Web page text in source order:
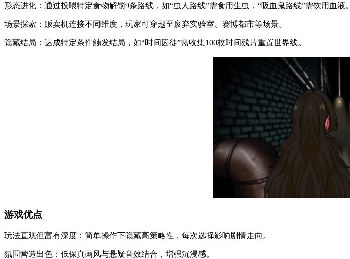
形态进化：通过投喂特定食物解锁9条路线，如“虫人路线”需食用生虫，“吸血鬼路线”需饮用血液。
场景探索：贩卖机连接不同维度，玩家可穿越至废弃实验室、赛博都市等场景。
隐藏结局：达成特定条件触发结局，如“时间囚徒”需收集100枚时间残片重置世界线。
游戏优点
玩法直观但富有深度：简单操作下隐藏高策略性，每次选择影响剧情走向。
氛围营造出色：低保真画风与悬疑音效结合，增强沉浸感。